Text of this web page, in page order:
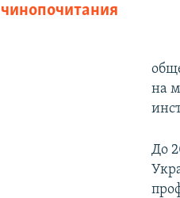
чинопочитания
на
До